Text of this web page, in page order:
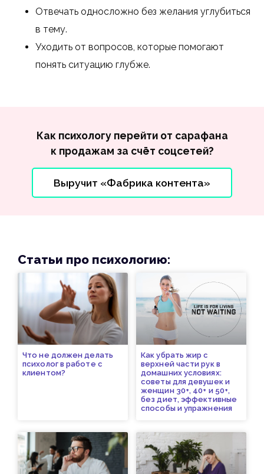
Отвечать односложно без желания углубиться
в тему.
Уходить от вопросов, которые помогают
понять ситуацию глубже.
Как психологу перейти от сарафана
к продажам за счёт соцсетей?
Выручит «Фабрика контента»
Статьи про психологию:
Что не должен делать
психолог в работе с
клиентом?
Как убрать жир с
верхней части рук в
домашних условиях:
советы для девушек и
женщин 30+, 40+ и 50+,
без диет, эффективные
способы и упражнения